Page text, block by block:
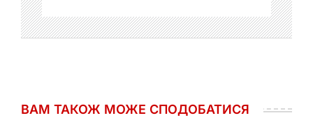
ВАМ ТАКОЖ МОЖЕ СПОДОБАТИСЯ